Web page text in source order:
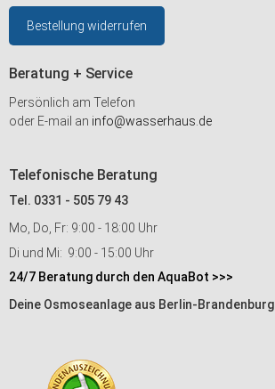
Bestellung widerrufen
Beratung + Service
Persönlich am Telefon
oder E-mail an info@wasserhaus.de
Telefonische Beratung
Tel. 0331 - 505 79 43
Mo, Do, Fr: 9:00 - 18:00 Uhr
Di und Mi: 9:00 - 15:00 Uhr
24/7 Beratung durch den AquaBot >>>
Deine Osmoseanlage aus Berlin-Brandenburg